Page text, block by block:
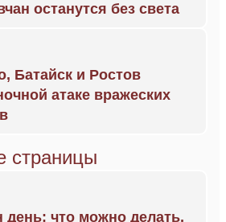
останутся без света
Батайск и Ростов
атаке вражеских
страницы
день: что можно делать,